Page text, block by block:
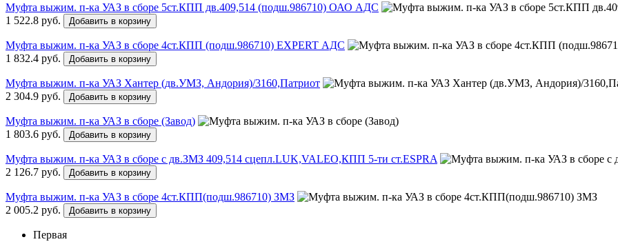
Муфта выжим. п-ка УАЗ в сборе 5ст.КПП дв.409,514 (подш.986710) ОАО АДС
1 522.8 руб.
Добавить в корзину
Муфта выжим. п-ка УАЗ в сборе 4ст.КПП (подш.986710) EXPERT АДС
1 832.4 руб.
Добавить в корзину
Муфта выжим. п-ка УАЗ Хантер (дв.УМЗ, Андория)/3160,Патриот
2 304.9 руб.
Добавить в корзину
Муфта выжим. п-ка УАЗ в сборе (Завод)
1 803.6 руб.
Добавить в корзину
Муфта выжим. п-ка УАЗ в сборе с дв.ЗМЗ 409,514 сцепл.LUK,VALEO,КПП 5-ти ст.ESPRA
2 126.7 руб.
Добавить в корзину
Муфта выжим. п-ка УАЗ в сборе 4ст.КПП(подш.986710) ЗМЗ
2 005.2 руб.
Добавить в корзину
Первая